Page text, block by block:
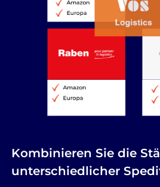
Kombinieren Sie die
unterschiedlicher